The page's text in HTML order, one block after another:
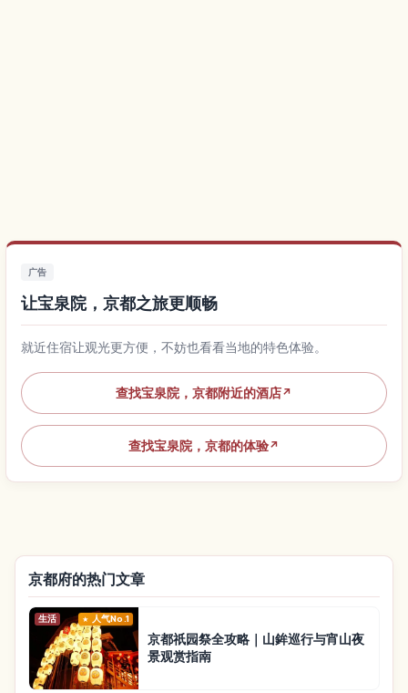
广告
让宝泉院，京都之旅更顺畅
就近住宿让观光更方便，不妨也看看当地的特色体验。
查找宝泉院，京都附近的酒店↗
查找宝泉院，京都的体验↗
京都府的热门文章
生活 人气No.1
京都祇园祭全攻略｜山鉾巡行与宵山夜
景观赏指南